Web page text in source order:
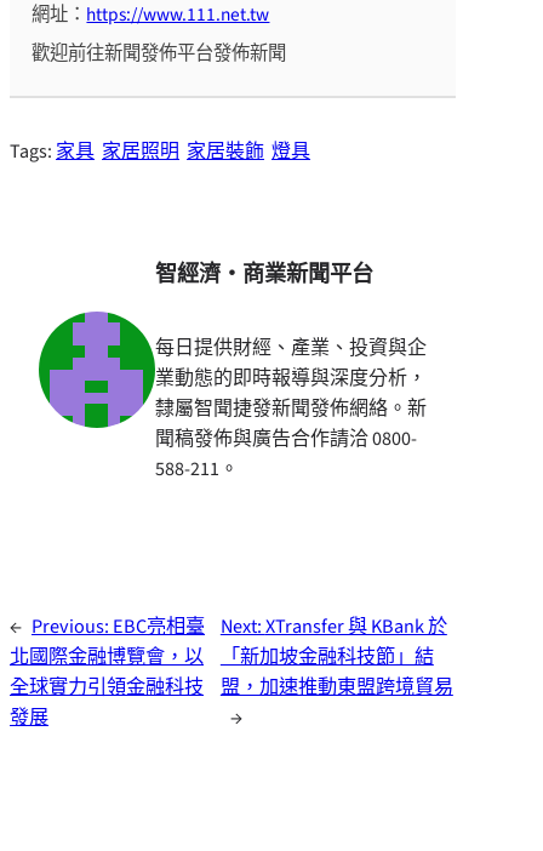
網址： https://www.111.net.tw
歡迎前往新聞發佈平台發佈新聞
Tags: 家具 家居照明 家居裝飾 燈具
智經濟・商業新聞平台
每日提供財經、產業、投資與企
業動態的即時報導與深度分析，
隸屬智聞捷發新聞發佈網絡。新
聞稿發佈與廣告合作請洽 0800-
588-211。
← Previous: EBC亮相臺
北國際金融博覽會，以
全球實力引領金融科技
發展
Next:XTransfer 與 KBank 於
「新加坡金融科技節」結
盟，加速推動東盟跨境貿易
→